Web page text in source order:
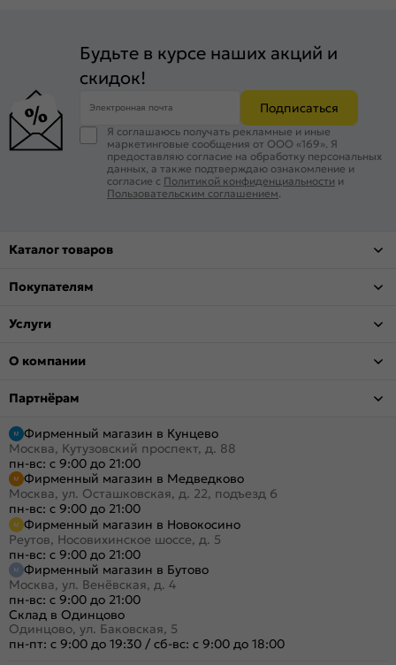
Будьте в курсе наших акций и
скидок!
Электронная почта Подписаться
Я соглашаюсь получать рекламные и иные
маркетинговые сообщения от ООО «169». Я
предоставляю согласие на обработку персональных
данных, а также подтверждаю ознакомление и
согласие с Политикой конфиденциальности и
Пользовательским соглашением
Каталог товаров
Покупателям
Услуги
О компании
Партнёрам
Фирменный магазин в Кунцево
Москва, Кутузовский проспект, д. 88
пн-вс: с 9:00 до 21:00
Фирменный магазин в Медведково
Москва, ул. Осташковская, д. 22, подъезд 6
пн-вс: с 9:00 до 21:00
Фирменный магазин в Новокосино
Реутов, Носовихинское шоссе, д. 5
пн-вс: с 9:00 до 21:00
Фирменный магазин в Бутово
Москва, ул. Венёвская, д. 4
пн-вс: с 9:00 до 21:00
Склад в Одинцово
Одинцово, ул. Баковская, 5
пн-пт: с 9:00 до 19:30 / сб-вс: с 9:00 до 18:00